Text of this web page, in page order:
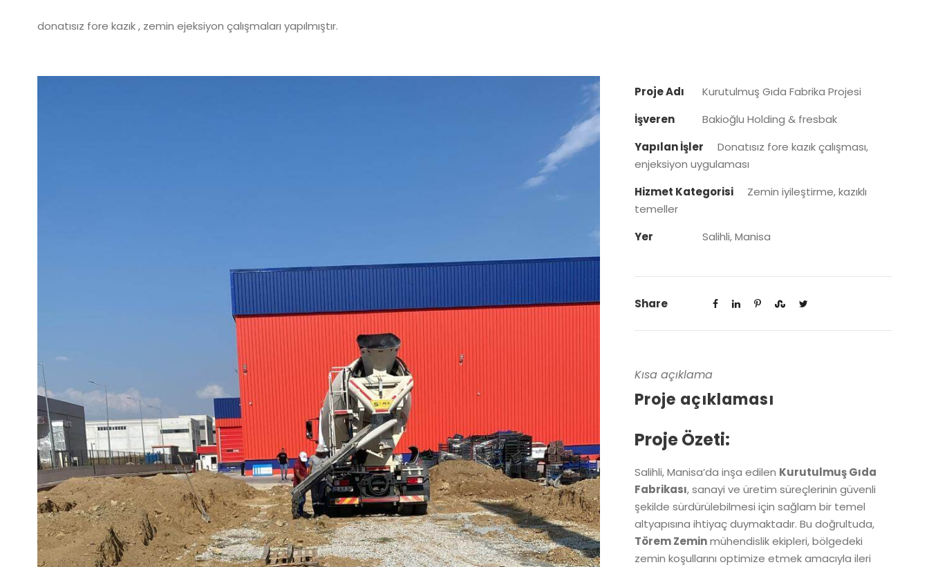
donatısız fore kazık , zemin ejeksiyon çalışmaları yapılmıştır.
Proje Adı
Kurutulmuş Gıda Fabrika Projesi
İşveren
Bakioğlu Holding & fresbak
Yapılan İşler
Donatısız fore kazık çalışması,
enjeksiyon uygulaması
Hizmet Kategorisi
Zemin iyileştirme, kazıklı
temeller
Yer
Salihli, Manisa
Share
Kısa açıklama
Proje açıklaması
Proje Özeti:
Salihli, Manisa’da inşa edilen Kurutulmuş Gıda
Fabrikası, sanayi ve üretim süreçlerinin güvenli
şekilde sürdürülebilmesi için sağlam bir temel
altyapısına ihtiyaç duymaktadır. Bu doğrultuda,
Törem Zeminmühendislik ekipleri, bölgedeki
zemin koşullarını optimize etmek amacıyla ileri